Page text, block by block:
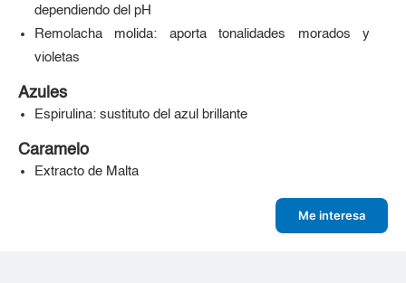
dependiendo del pH
Remolacha molida: aporta tonalidades morados y
violetas
Azules
Espirulina: sustituto del azul brillante
Caramelo
Extracto de Malta
Me interesa